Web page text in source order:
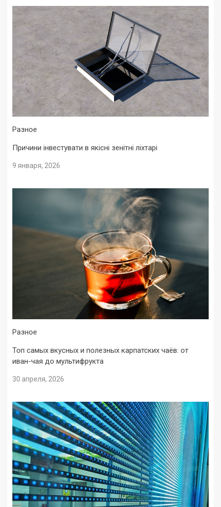
Разное
Причини інвестувати в якісні зенітні ліхтарі
9 января, 2026
Разное
Топ самых вкусных и полезных карпатских чаёв: от
иван-чая до мультифрукта
30 апреля, 2026